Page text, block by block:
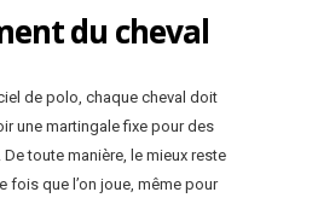
du cheval
de polo, chaque cheval doit
une martingale fixe pour des
toute manière, le mieux reste
fois que l’on joue, même pour